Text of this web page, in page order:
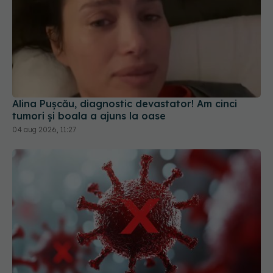
Alina Pușcău, diagnostic devastator! Am cinci
tumori și boala a ajuns la oase
04 aug 2026, 11:27